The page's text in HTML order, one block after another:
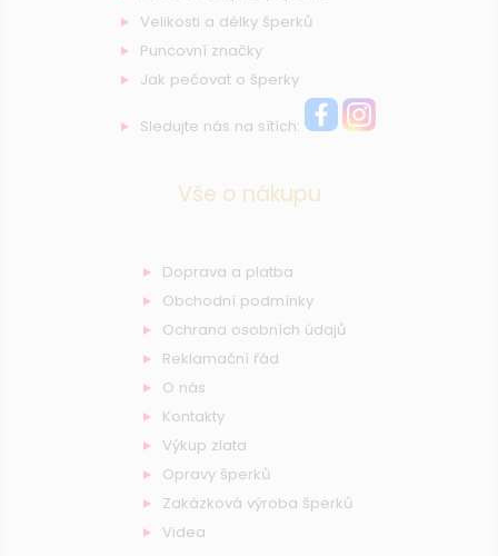
Velikosti a délky šperků
Puncovní značky
Jak pečovat o šperky
Sledujte nás na sítích:
Vše o nákupu
Doprava a platba
Obchodní podmínky
Ochrana osobních údajů
Reklamační řád
O nás
Kontakty
Výkup zlata
Opravy šperků
Zakázková výroba šperků
Videa